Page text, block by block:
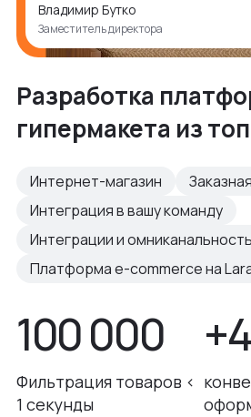
Владимир Бутко
Заместитель директора
Разработка
гипермакета из
Интернет-магазин
Интеграция в вашу команду
Интеграции и омниканальность
Платформа e-commerce на
100 000
Фильтрация товаров <
1 секунды